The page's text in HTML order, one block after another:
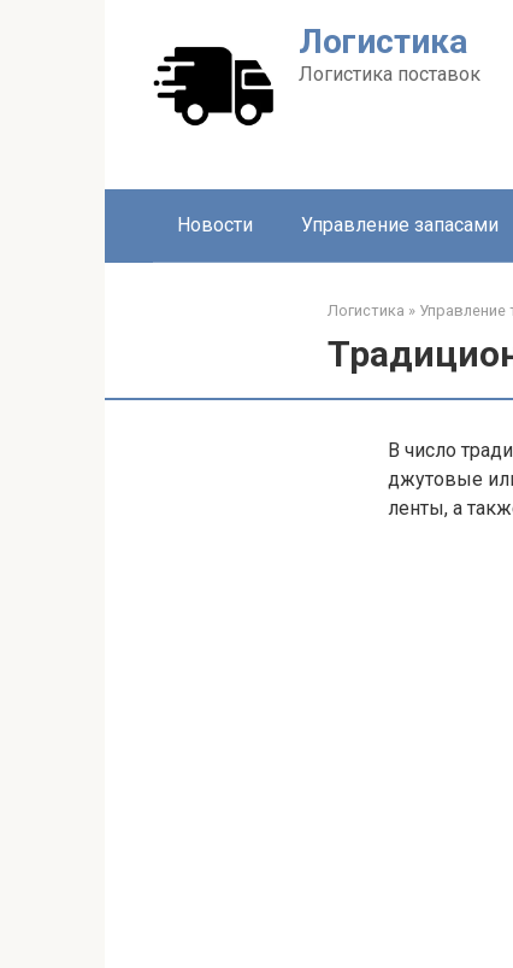
Логистика
Логистика поставок
Новости Управление запасами
Логистика » Управление
В число
джутовые
ленты, а